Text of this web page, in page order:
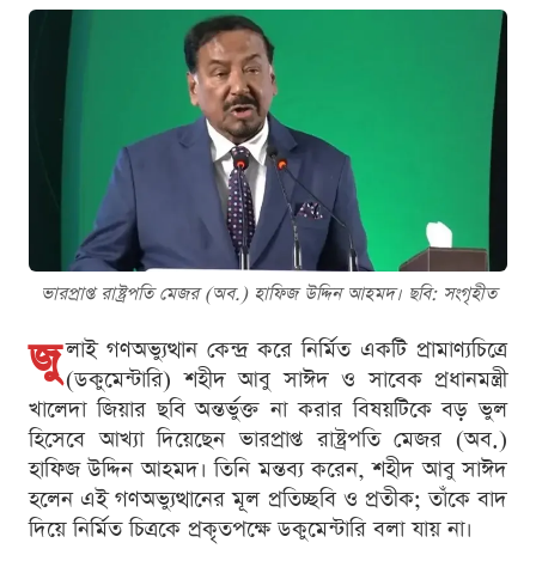
ভারপ্রাপ্ত রাষ্ট্রপতি মেজর (অব.) হাফিজ উদ্দিন আহমদ। ছবি: সংগৃহীত
জু লাই গণঅভ্যুত্থান কেন্দ্র করে নির্মিত একটি প্রামাণ্যচিত্রে
(ডকুমেন্টারি) শহীদ আবু সাঈদ ও সাবেক প্রধানমন্ত্রী
খালেদা জিয়ার ছবি অন্তর্ভুক্ত না করার বিষয়টিকে বড় ভুল
হিসেবে আখ্যা দিয়েছেন ভারপ্রাপ্ত রাষ্ট্রপতি মেজর (অব.)
হাফিজ উদ্দিন আহমদ। তিনি মন্তব্য করেন, শহীদ আবু সাঈদ
হলেন এই গণঅভ্যুত্থানের মূল প্রতিচ্ছবি ও প্রতীক; তাঁকে বাদ
দিয়ে নির্মিত চিত্রকে প্রকৃতপক্ষে ডকুমেন্টারি বলা যায় না।